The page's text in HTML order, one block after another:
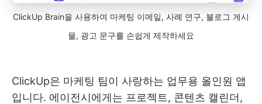
ClickUp Brain을 사용하여 마케팅 이메일, 사례 연구, 블로그 게시
물, 광고 문구를 손쉽게 제작하세요
ClickUp은 마케팅 팀이 사랑하는 업무용 올인원 앱
입니다. 에이전시에게는 프로젝트, 콘텐츠 캘린더,